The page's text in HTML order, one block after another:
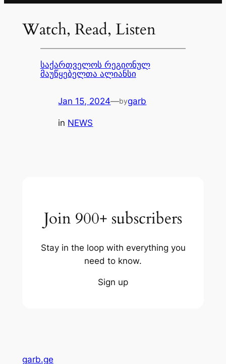
Watch, Read, Listen
საქართველოს რეგიონულ
მაუწყებელთა ალიანსი
Jan 15, 2024—bygarb
in NEWS
Join 900+ subscribers
Stay in the loop with everything you
need to know.
Sign up
garb.ge